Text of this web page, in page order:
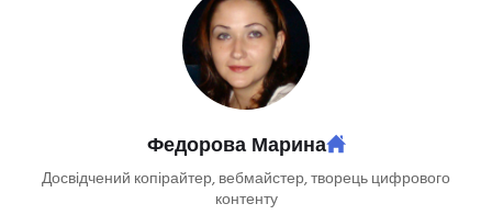
Федорова Марина
Досвідчений копірайтер, вебмайстер, творець цифрового
контенту